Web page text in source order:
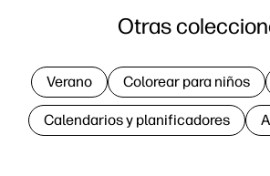
Otras
Verano Colorear para niños
Calendarios y planificadores